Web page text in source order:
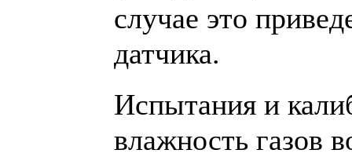
случае это
датчика.
Испытания и
влажность газов